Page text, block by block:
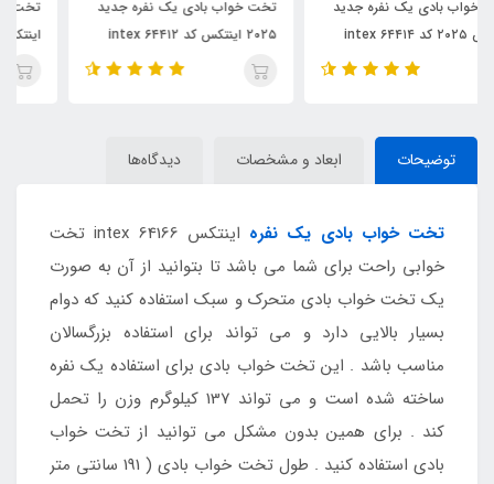
تخت خواب بادی یک نفره جدید
۲۰۲۵ اینتکس کد ۶۴۴۱۲ intex
تخت خواب بادی دو نفره جدید
اینتکس ۲۰۲۵ با ارتقاع بلند کد
intex 64418
توضیحات ابعاد و مشخصات دیدگاه‌ها
تخت خواب بادی یک نفره
اینتکس intex 64166 تخت
خوابی راحت برای شما می باشد تا بتوانید از آن به صورت
یک تخت خواب بادی متحرک و سبک استفاده کنید که دوام
بسیار بالایی دارد و می تواند برای استفاده بزرگسالان
مناسب باشد . این تخت خواب بادی برای استفاده یک نفره
ساخته شده است و می تواند 137 کیلوگرم وزن را تحمل
کند . برای همین بدون مشکل می توانید از تخت خواب
بادی استفاده کنید . طول تخت خواب بادی ( 191 سانتی متر